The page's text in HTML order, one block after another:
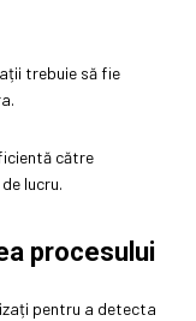
trebuie să fie
către
lucru.
procesului
pentru a detecta